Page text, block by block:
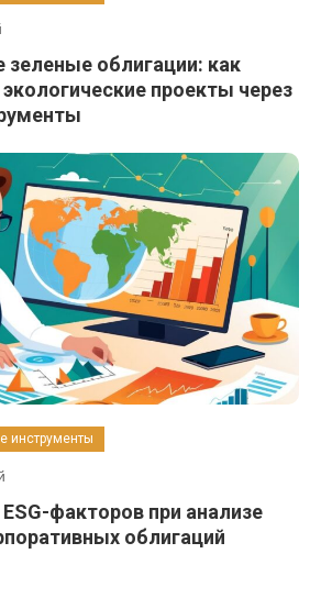
облигации: как
проекты через
инструменты
факторов при анализе
облигаций